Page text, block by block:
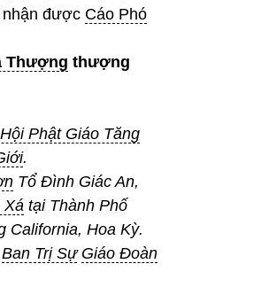
được Cáo Phó
Thượng thượng
Phật Giáo Tăng
.
Tổ Đình Giác An,
Xá tại Thành Phố
California, Hoa Kỳ.
Ban Trị Sự Giáo Đoàn